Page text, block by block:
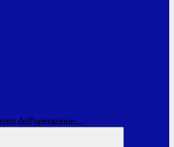
dell'operazione...